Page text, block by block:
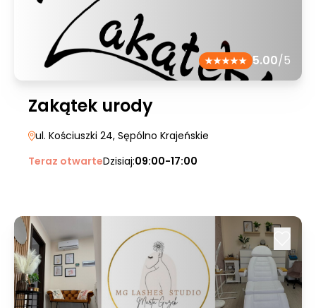
5.00/5
Zakątek urody
ul. Kościuszki 24, Sępólno Krajeńskie
Teraz otwarteDzisiaj:09:00-17:00